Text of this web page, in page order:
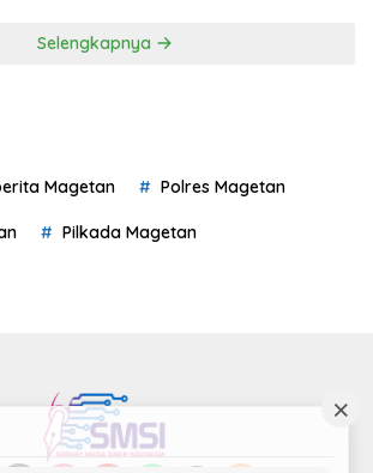
Selengkapnya
Magetan Polres Magetan
Pilkada Magetan